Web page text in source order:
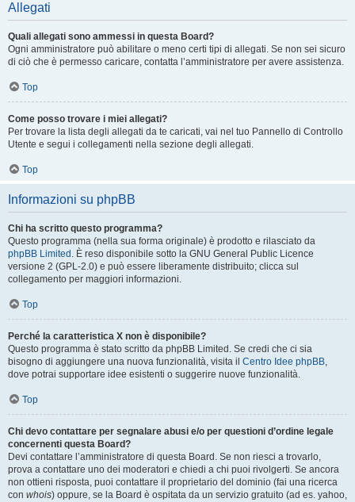
Allegati
Quali allegati sono ammessi in questa Board?
Ogni amministratore può abilitare o meno certi tipi di allegati. Se non sei sicuro
di ciò che è permesso caricare, contatta l’amministratore per avere assistenza.
Top
Come posso trovare i miei allegati?
Per trovare la lista degli allegati da te caricati, vai nel tuo Pannello di Controllo
Utente e segui i collegamenti nella sezione degli allegati.
Top
Informazioni su phpBB
Chi ha scritto questo programma?
Questo programma (nella sua forma originale) è prodotto e rilasciato da
phpBB Limited . È reso disponibile sotto la GNU General Public Licence
versione 2 (GPL-2.0) e può essere liberamente distribuito; clicca sul
collegamento per maggiori informazioni.
Top
Perché la caratteristica X non è disponibile?
Questo programma è stato scritto da phpBB Limited. Se credi che ci sia
bisogno di aggiungere una nuova funzionalità, visita il Centro Idee phpBB,
dove potrai supportare idee esistenti o suggerire nuove funzionalità.
Top
Chi devo contattare per segnalare abusi e/o per questioni d’ordine legale
concernenti questa Board?
Devi contattare l’amministratore di questa Board. Se non riesci a trovarlo,
prova a contattare uno dei moderatori e chiedi a chi puoi rivolgerti. Se ancora
non ottieni risposta, puoi contattare il proprietario del dominio (fai una ricerca
con whois) oppure, se la Board è ospitata da un servizio gratuito (ad es. yahoo,